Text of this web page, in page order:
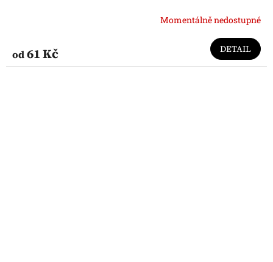
Momentálně nedostupné
od61 Kč DETAIL